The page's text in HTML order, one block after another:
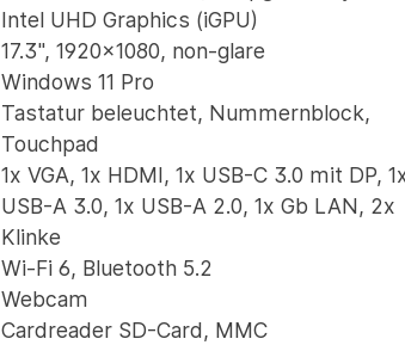
Intel UHD Graphics (iGPU)
17.3", 1920x1080, non-glare
Windows 11 Pro
Tastatur beleuchtet, Nummernblock,
Touchpad
1x VGA, 1x HDMI, 1x USB-C 3.0 mit DP,
USB-A 3.0, 1x USB-A 2.0, 1x Gb LAN, 2x
Klinke
Wi-Fi 6, Bluetooth 5.2
Webcam
Cardreader SD-Card, MMC